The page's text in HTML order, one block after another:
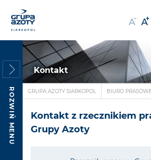
ROZWIŃ MENU
Kontakt
GRUPA AZOTY SIARKOPOL BIURO PRASOWE
Kontakt z rzecznikiem
Grupy Azoty